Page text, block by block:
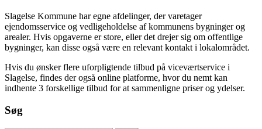
Slagelse Kommune har egne afdelinger, der varetager
ejendomsservice og vedligeholdelse af kommunens bygninger og
arealer. Hvis opgaverne er store, eller det drejer sig om offentlige
bygninger, kan disse også være en relevant kontakt i lokalområdet.
Hvis du ønsker flere uforpligtende tilbud på viceværtservice i
Slagelse, findes der også online platforme, hvor du nemt kan
indhente 3 forskellige tilbud for at sammenligne priser og ydelser.
Søg